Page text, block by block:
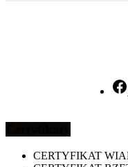
CERTYFIKAT